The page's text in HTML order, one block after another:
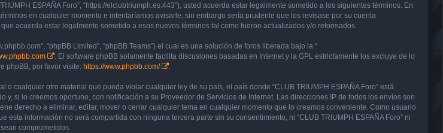
ESPAÑA Foro”, “https://elclubtriumph.es:443”), usted acuerda estar legalmente sometido a los siguientes términos. En
en cualquier momento e intentaríamos avisarle, sin embargo sería prudente que los revisase por su cuenta
acuerda estar legalmente sometido a esos nuevos términos tal como fueron actualizados y/o reformados.
“phpBB Limited”, “phpBB Teams”) el cual es una solución de foros liberada bajo la “
. El software phpBB solamente facilita discusiones basadas en Internet y la GPL estrictamente los excluye de lo
phpBB, por favor visite: https://www.phpbb.com/ .
cualquier otro material que pueda violar cualquier ley de su país, el país donde “CLUB TRIUMPH ESPAÑA Foro” está
si lo creemos oportuno, con notificación a su Proveedor de Servicios de Internet. Las direcciones IP de todos los envíos son
derecho a eliminar, editar, mover o cerrar cualquier tema en cualquier momento que lo creamos conveniente. Como usuario
información no será compartida con ninguna tercera parte sin su consentimiento, ni “CLUB TRIUMPH ESPAÑA Foro” ni
comprometidos.